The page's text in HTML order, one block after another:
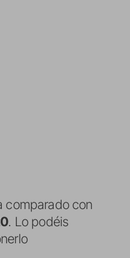
comparado con
. Lo podéis